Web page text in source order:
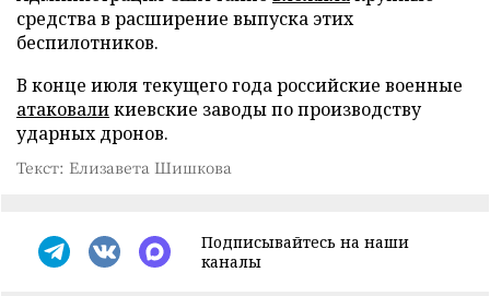
средства в расширение выпуска этих
беспилотников.
В конце июля текущего года российские военные
атаковаликиевские заводы по производству
ударных дронов.
Текст: Елизавета Шишкова
Подписывайтесь на наши
каналы